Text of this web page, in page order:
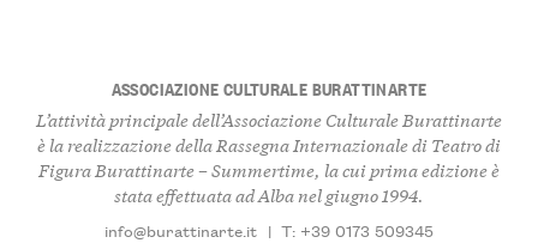
ASSOCIAZIONE CULTURALE BURATTINARTE
L’attività principale dell’Associazione Culturale Burattinarte
è la realizzazione della Rassegna Internazionale di Teatro di
FiguraBurattinarte – Summertime, la cui prima edizione è
stata effettuata ad Alba nel giugno 1994.
info@burattinarte.it | T: +39 0173 509345